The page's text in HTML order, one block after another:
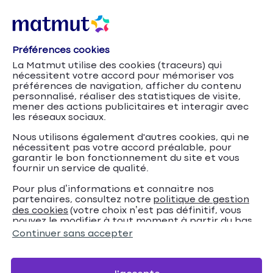
Accueil Assurance Auto Conseils
Que faire en cas de
carjacking et comment s’en protéger ?
Que faire en cas de
Préférences cookies
La Matmut utilise des cookies (traceurs) qui
nécessitent votre accord pour mémoriser vos
préférences de navigation, afficher du contenu
personnalisé, réaliser des statistiques de visite,
mener des actions publicitaires et interagir avec
les réseaux sociaux.
Nous utilisons également d'autres cookies, qui ne
nécessitent pas votre accord préalable, pour
garantir le bon fonctionnement du site et vous
fournir un service de qualité.
Pour plus d’informations et connaitre nos
partenaires, consultez notre politique de gestion
des cookies (votre choix n’est pas définitif, vous
pouvez le modifier à tout moment à partir du bas
de page de notre site).
Continuer sans accepter